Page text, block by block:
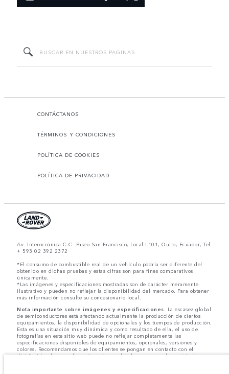
CONTÁCTANOS
TÉRMINOS Y CONDICIONES
POLÍTICA DE COOKIES
POLÍTICA DE PRIVACIDAD
Av. Interoceánica C.C. Paseo San Francisco, Local L101, Quito, Ecuador, Tel
+ 593 02 392 2372
*El consumo de combustible real de un vehículo podría ser diferente del
obtenido en dichas pruebas y estas cifras son para fines comparativos
únicamente.
*Las imágenes y especificaciones mostradas son de carácter meramente
ilustrativo y pueden no reflejar la disponibilidad del mercado. Para obtener
más información consulte su concesionario local.
Nota importante sobre imágenes y especificaciones.
La escasez global
de semiconductores está afectando actualmente la producción de ciertos
equipamientos, la disponibilidad de opcionales y los tiempos de producción.
Esta es una situación muy dinámica y como resultado de ella, el uso de
fotografías en este sitio web puede no reflejar completamente las
especificaciones disponibles de equipamientos, opcionales, versiones y
colores. Recomendamos que los clientes se pongan en contacto con el
distribuidor de su preferencia, quien podrá dar a conocer las restricciones